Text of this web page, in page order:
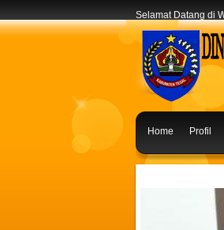
Selamat Datang di
Home Profil